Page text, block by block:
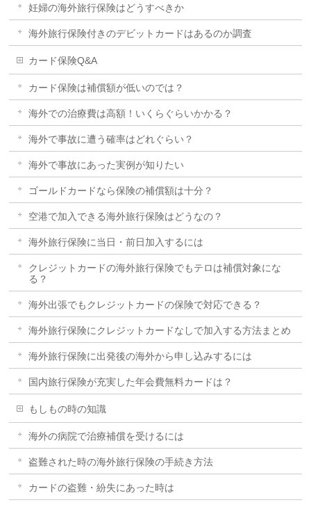
妊婦の海外旅行保険はどうすべきか
海外旅行保険付きのデビットカードはあるのか調査
カード保険Q&A
カード保険は補償額が低いのでは？
海外での治療費は高額！いくらぐらいかかる？
海外で事故に遭う確率はどれぐらい？
海外で事故にあった実例が知りたい
ゴールドカードなら保険の補償額は十分？
空港で加入できる海外旅行保険はどうなの？
海外旅行保険に当日・前日加入するには
クレジットカードの海外旅行保険でもテロは補償対象にな
る？
海外出張でもクレジットカードの保険で対応できる？
海外旅行保険にクレジットカードなしで加入する方法まとめ
海外旅行保険に出発後の海外から申し込みするには
国内旅行保険が充実した年会費無料カードは？
もしもの時の知識
海外の病院で治療補償を受けるには
盗難された時の海外旅行保険の手続き方法
カードの盗難・紛失にあった時は